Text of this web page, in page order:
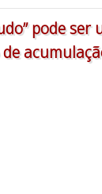
pode ser